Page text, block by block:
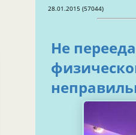
28.01.2015 (57044)
Не